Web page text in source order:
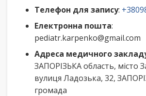
Телефон для запису:
Електронна пошта:
pediatr.karpenko@gmail.com
Адреса медичного
ЗАПОРІЗЬКА область, місто
вулиця Ладозька, 32,
громада